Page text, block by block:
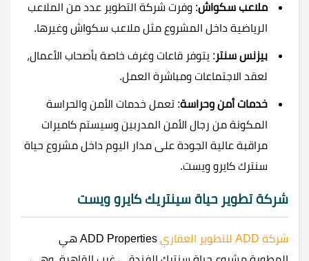
ملاعب سكواش: وفرت شركة التطوير عدد من الملاعب
الرياضية داخل المشروع مثل ملاعب سكواش وغيرها.
بيزنس سنتر : يتوفر قاعات وغرف خاصة بأصحاب الأعمال،
لعقد الاجتماعات ومباشرة العمل.
خدمات أمن وحراسة: تعمل خدمات الأمن والحراسة
المكونة من رجال الأمن المدربين وسيستم كاميرات
مراقبة عالية الجودة على مدار اليوم داخل مشروع حياة
سنترك كايرو ويست.
شركة تطوير حياة سينتريك كايرو ويست
شركة ADD للتطوير العقاري
ADD Properties هي